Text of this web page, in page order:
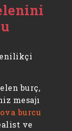
burç,
mesajı
burcu
ve